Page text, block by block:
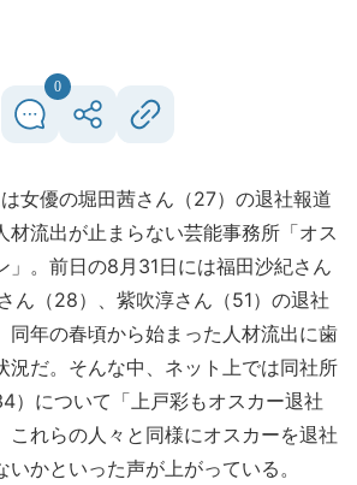
0
女優の堀田茜さん（27）の退社報道
材流出が止まらない芸能事務所「オス
」。前日の8月31日には福田沙紀さん
ん（28）、紫吹淳さん（51）の退社
同年の春頃から始まった人材流出に歯
況だ。そんな中、ネット上では同社所
）について「上戸彩もオスカー退社
これらの人々と同様にオスカーを退社
いかといった声が上がっている。